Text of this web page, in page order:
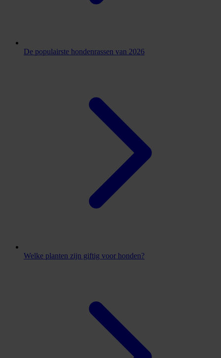
De populairste hondenrassen van 2026
Welke planten zijn giftig voor honden?